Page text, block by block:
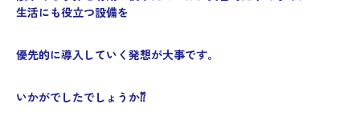
生活にも役立つ設備を
優先的に導入していく発想が大事です。
いかがでしたでしょうか⁇